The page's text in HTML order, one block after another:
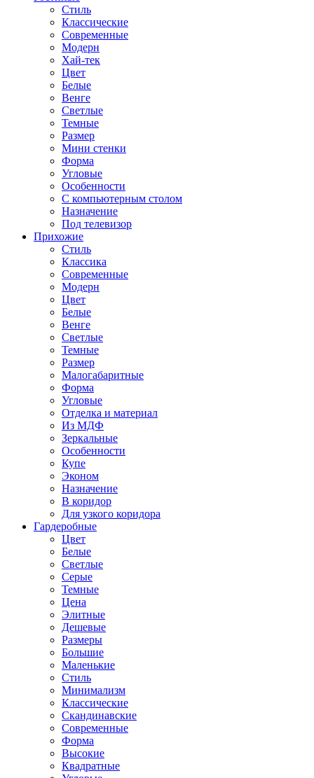
Стиль
Классические
Современные
Модерн
Хай-тек
Цвет
Белые
Венге
Светлые
Темные
Размер
Мини стенки
Форма
Угловые
Особенности
С компьютерным столом
Назначение
Под телевизор
Прихожие
Стиль
Классика
Современные
Модерн
Цвет
Белые
Венге
Светлые
Темные
Размер
Малогабаритные
Форма
Угловые
Отделка и материал
Из МДФ
Зеркальные
Особенности
Купе
Эконом
Назначение
В коридор
Для узкого коридора
Гардеробные
Цвет
Белые
Светлые
Серые
Темные
Цена
Элитные
Дешевые
Размеры
Большие
Маленькие
Стиль
Минимализм
Классические
Скандинавские
Современные
Форма
Высокие
Квадратные